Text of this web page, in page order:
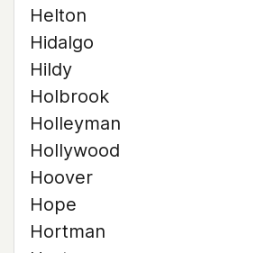
Helton
Hidalgo
Hildy
Holbrook
Holleyman
Hollywood
Hoover
Hope
Hortman